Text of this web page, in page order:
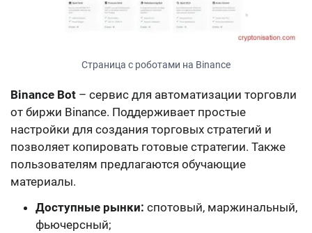
Страница с роботами на Binance
Binance Bot – сервис для автоматизации торговли
от биржи Binance. Поддерживает простые
настройки для создания торговых стратегий и
позволяет копировать готовые стратегии. Также
пользователям предлагаются обучающие
материалы.
Доступные рынки: cпотовый, маржинальный,
фьючерсный;